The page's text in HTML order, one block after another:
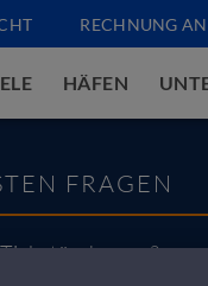
RECHNUNG
HÄFEN
FRAGEN